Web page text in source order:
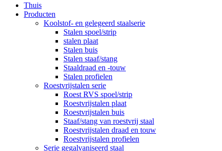
Thuis
Producten
Koolstof- en gelegeerd staalserie
Stalen spoel/strip
stalen plaat
Stalen buis
Stalen staaf/stang
Staaldraad en -touw
Stalen profielen
Roestvrijstalen serie
Roest RVS spoel/strip
Roestvrijstalen plaat
Roestvrijstalen buis
Staaf/stang van roestvrij staal
Roestvrijstalen draad en touw
Roestvrijstalen profielen
Serie gegalvaniseerd staal